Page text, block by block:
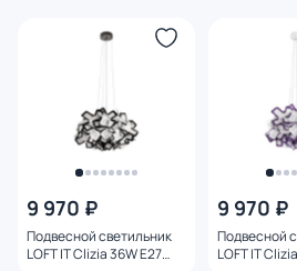
9 970 ₽
Подвесной светильник
LOFT IT Clizia 36W E27
9 970 ₽
Подвесной
LOFT IT